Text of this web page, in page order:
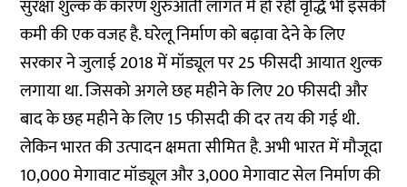
सुरक्षा शुल्क के कारण शुरुआती लागत में हो रही वृद्धि भी इसकी
कमी की एक वजह है. घरेलू निर्माण को बढ़ावा देने के लिए
सरकार ने जुलाई 2018 में मॉड्यूल पर 25 फीसदी आयात शुल्क
लगाया था. जिसको अगले छह महीने के लिए 20 फीसदी और
बाद के छह महीने के लिए 15 फीसदी की दर तय की गई थी.
लेकिन भारत की उत्पादन क्षमता सीमित है. अभी भारत में मौजूदा
10,000 मेगावाट मॉड्यूल और 3,000 मेगावाट सेल निर्माण की